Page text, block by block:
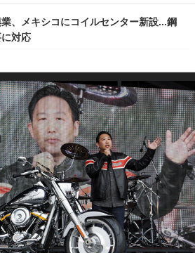
業、メキシコにコイルセンター新設...鋼
対応